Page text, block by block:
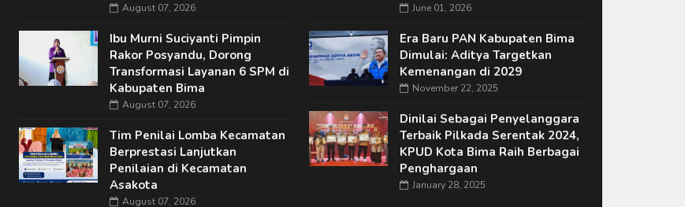
August 07, 2026
Ibu Murni Suciyanti Pimpin
Rakor Posyandu, Dorong
Transformasi Layanan 6 SPM di
Kabupaten Bima
August 07, 2026
Tim Penilai Lomba Kecamatan
Berprestasi Lanjutkan
Penilaian di Kecamatan
Asakota
August 07, 2026
June 01, 2026
Era Baru PAN Kabupaten Bima
Dimulai: Aditya Targetkan
Kemenangan di 2029
November 22, 2025
Dinilai Sebagai Penyelanggara
Terbaik Pilkada Serentak 2024,
KPUD Kota Bima Raih Berbagai
Penghargaan
January 28, 2025